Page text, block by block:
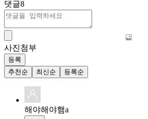
댓글8
사진첨부
등록
추천순
최신순 등록순
해야해야햄a